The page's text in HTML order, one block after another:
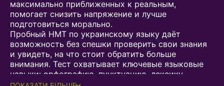
максимально приближенных к реальным,
помогает снизить напряжение и лучше
подготовиться морально.
Пробный НМТ по украинскому языку даёт
возможность без спешки проверить свои знания
и увидеть, на что стоит обратить больше
внимания. Тест охватывает ключевые языковые
навыки: орфографию, пунктуацию, лексику,